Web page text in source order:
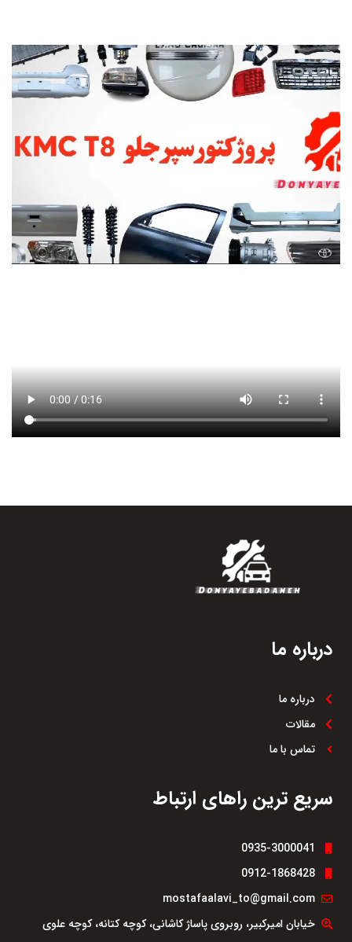
درباره ما
درباره ما
مقالات
تماس با ما
سریع ترین راهای ارتباط
0935-3000041
0912-1868428
mostafaalavi_to@gmail.com
خیابان امیرکبیر، روبروی پاساژ کاشانی، کوچه کتانه، کوچه علوی